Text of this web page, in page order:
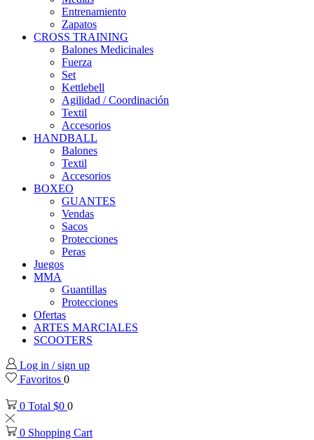
Entrenamiento
Zapatos
CROSS TRAINING
Balones Medicinales
Fuerza
Set
Kettlebell
Agilidad / Coordinación
Textil
Accesorios
HANDBALL
Balones
Textil
Accesorios
BOXEO
GUANTES
Vendas
Sacos
Protecciones
Peras
Juegos
MMA
Guantillas
Protecciones
Ofertas
ARTES MARCIALES
SCOOTERS
Log in / sign up
Favoritos 0
0 Total $0 0
0 Shopping Cart